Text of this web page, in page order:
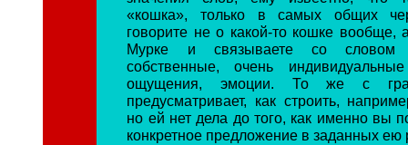
«кошка», только в самых общих
говорите не о какой-то кошке
Мурке и связываете со словом
собственные, очень
ощущения, эмоции. То же с
предусматривает, как строить,
но ей нет дела до того, как именно вы
конкретное предложение в заданных ею